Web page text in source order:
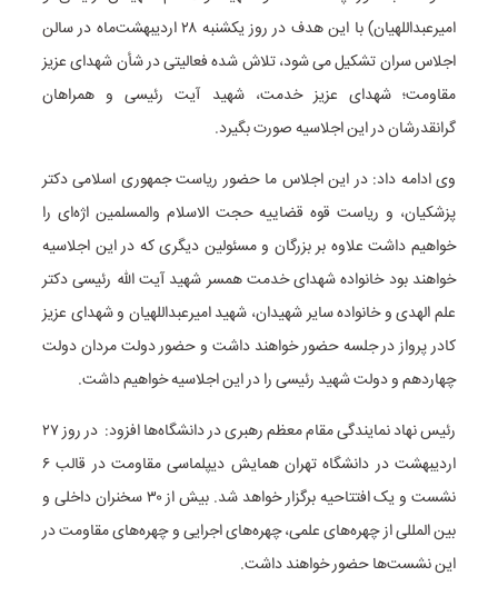
امیرعبداللهیان) با این هدف در روز یکشنبه ۲۸ اردیبهشت‌ماه در سالن
اجلاس سران تشکیل می شود، تلاش شده فعالیتی در شأن شهدای عزیز
مقاومت؛ شهدای عزیز خدمت، شهید آیت رئیسی و همراهان
گرانقدرشان در این اجلاسیه صورت بگیرد.
وی ادامه داد: در این اجلاس ما حضور ریاست جمهوری اسلامی دکتر
پزشکیان، و ریاست قوه قضاییه حجت الاسلام والمسلمین اژه‌ای را
خواهیم داشت علاوه بر بزرگان و مسئولین دیگری که در این اجلاسیه
خواهند بود خانواده شهدای خدمت همسر شهید آیت الله رئیسی دکتر
علم الهدی و خانواده سایر شهیدان، شهید امیرعبداللهیان و شهدای عزیز
کادر پرواز در جلسه حضور خواهند داشت و حضور دولت مردان دولت
چهاردهم و دولت شهید رئیسی را در این اجلاسیه خواهیم داشت.
رئیس نهاد نمایندگی مقام معظم رهبری در دانشگاه‌ها افزود: در روز ۲۷
اردیبهشت در دانشگاه تهران همایش دیپلماسی مقاومت در قالب ۶
نشست و یک افتتاحیه برگزار خواهد شد. بیش از ۳۰ سخنران داخلی و
بین المللی از چهره‌های علمی، چهره‌های اجرایی و چهره‌های مقاومت در
این نشست‌ها حضور خواهند داشت.